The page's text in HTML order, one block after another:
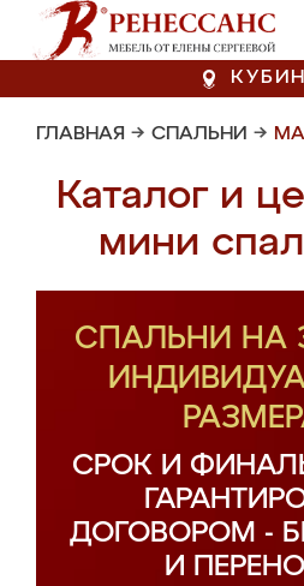
ГЛАВНАЯ → СПАЛЬНИ →
Каталог и
мини
СПАЛЬНИ НА
СРОК И
ДОГОВОРОМ -
И